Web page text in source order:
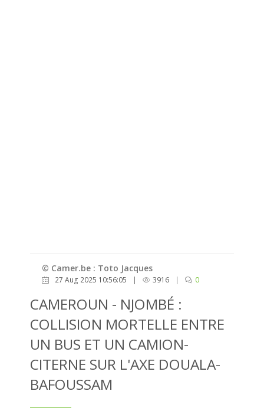
© Camer.be : Toto Jacques
27 Aug 2025 10:56:05 | 3916 | 0
CAMEROUN - NJOMBÉ :
COLLISION MORTELLE ENTRE
UN BUS ET UN CAMION-
CITERNE SUR L'AXE DOUALA-
BAFOUSSAM